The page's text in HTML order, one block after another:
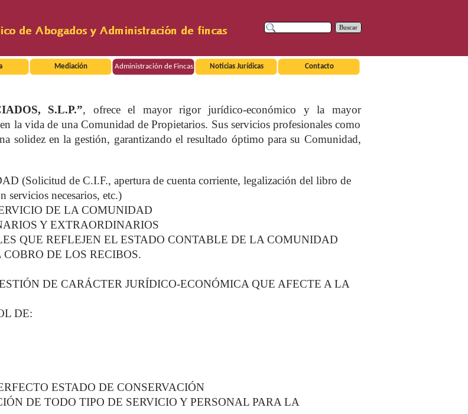
Buscar
Mediación Administración de Fincas Noticias Jurídicas Contacto
S.L.P.”, ofrece el mayor rigor jurídico-económico y la mayor
la vida de una Comunidad de Propietarios. Sus servicios profesionales como
solidez en la gestión, garantizando el resultado óptimo para su Comunidad,
(Solicitud de C.I.F., apertura de cuenta corriente, legalización del libro de
servicios necesarios, etc.)
DE LA COMUNIDAD
Y EXTRAORDINARIOS
QUE REFLEJEN EL ESTADO CONTABLE DE LA COMUNIDAD
DE LOS RECIBOS.
DE CARÁCTER JURÍDICO-ECONÓMICA QUE AFECTE A LA
DE:
ESTADO DE CONSERVACIÓN
DE TODO TIPO DE SERVICIO Y PERSONAL PARA LA